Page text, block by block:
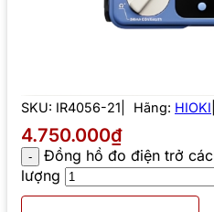
SKU: IR4056-21 Hãng: HIOKI
4.750.000₫
Đồng hồ đo điện trở
lượng